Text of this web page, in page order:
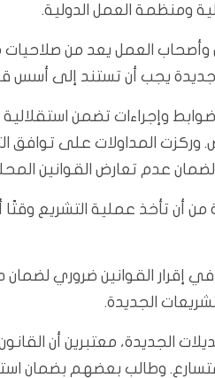
ومنظمة العمل الدولية.
العمل يعد من صلاحيات
يجب أن تستند إلى أسس
وإجراءات تضمن استقلالية
المداولات على توافق
عدم تعارض القوانين
من أن تأخذ عملية التشريع
إقرار القوانين ضروري
الجديدة.
الجديدة، معتبرين أن
وطالب بعضهم بضمان